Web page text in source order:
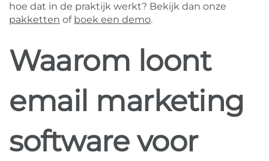
hoe dat in de praktijk werkt? Bekijk dan onze
pakketten of boek een demo.
Waarom loont
email marketing
software voor